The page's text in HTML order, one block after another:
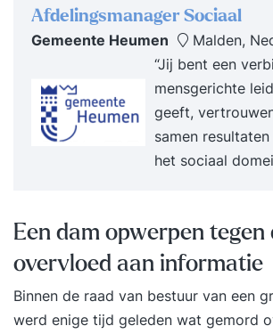
bouwen van je eigen high
Oefening en toepassing van
leiderschapstools in je werkomgeving.
Na deze training ben je in staat
performance team en cultuur te
hoe teams optimaal functioneren
leiderschapsstijl daarbij past. Je
eigenaarschap. Je weet hoe je
bevordert, resultaten borgt en het
Afdelingsmanager Sociaal
Gemeente Heumen
Malden,
“Jij bent een
mensgerichte
geeft,
samen
het sociaal
Een dam opwerpen tegen
overvloed aan informatie
Binnen de raad van bestuur van een
werd enige tijd geleden wat gemord